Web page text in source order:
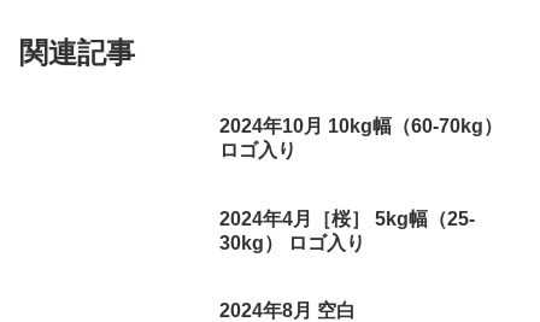
関連記事
2024年10月 10kg幅（60-70kg）
ロゴ入り
2024年4月［桜］ 5kg幅（25-
30kg） ロゴ入り
2024年8月 空白